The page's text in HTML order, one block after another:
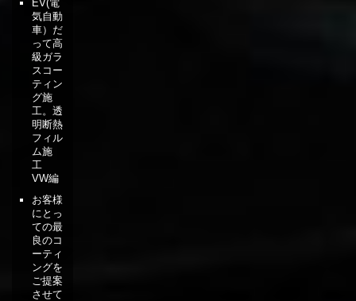
EV(電
気自動
車）だ
って高
級ガラ
スコー
ティン
グ施
工。透
明断熱
フィル
ム施
工
VW編
お客様
にとっ
ての最
良のコ
ーティ
ングを
ご提案
させて